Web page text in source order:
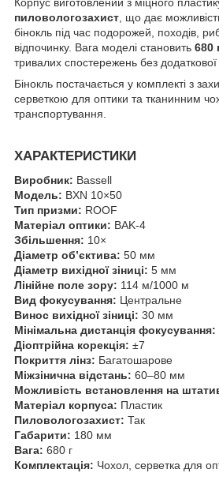
пиловологозахист , що дає
бінокль під час подорожей, походів,
відпочинку. Вага моделі становить 680
тривалих спостережень без
Бінокль постачається у комплекті з
серветкою для оптики та тканинним
транспортування.
ХАРАКТЕРИСТИКИ
Виробник: Bassell
Модель: BXN 10×50
Тип призми: ROOF
Матеріал оптики: BAK-4
Збільшення: 10×
Діаметр об’єктива: 50 мм
Діаметр вихідної зіниці: 5 мм
Лінійне поле зору: 114 м/1000 м
Вид фокусування: Центральне
Винос вихідної зіниці: 30 мм
Мінімальна дистанція фокусування:
Діоптрійна корекція: ±7
Покриття лінз: Багатошарове
Міжзінична відстань: 60–80 мм
Можливість встановлення на
Матеріал корпуса: Пластик
Пиловологозахист: Так
Габарити: 180 мм
Вага: 680 г
Комплектація: Чохол, серветка для